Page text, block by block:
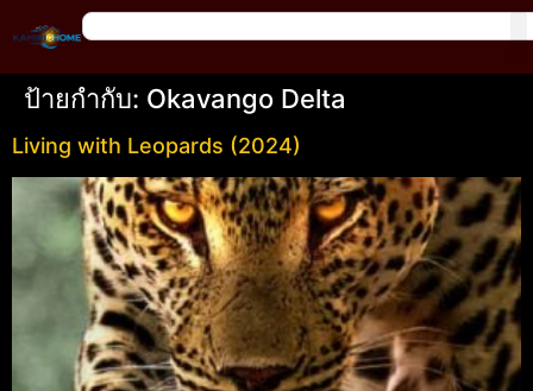
ป้ายกำกับ: Okavango Delta
Living with Leopards (2024)